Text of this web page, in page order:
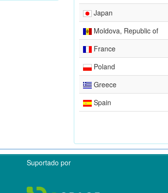
Japan
Moldova, Republic of
France
Poland
Greece
Spain
Suportado por